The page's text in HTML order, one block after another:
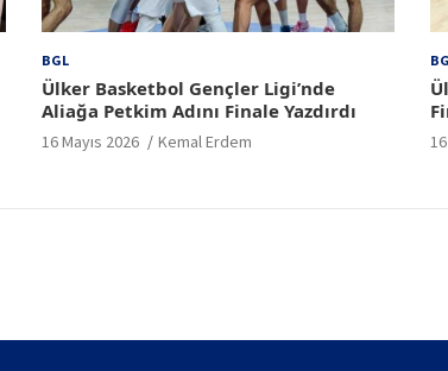
BGL
Ülker Basketbol Gençler Ligi’nde
Aliağa Petkim Adını Finale Yazdırdı
16 Mayıs 2026 Kemal Erdem